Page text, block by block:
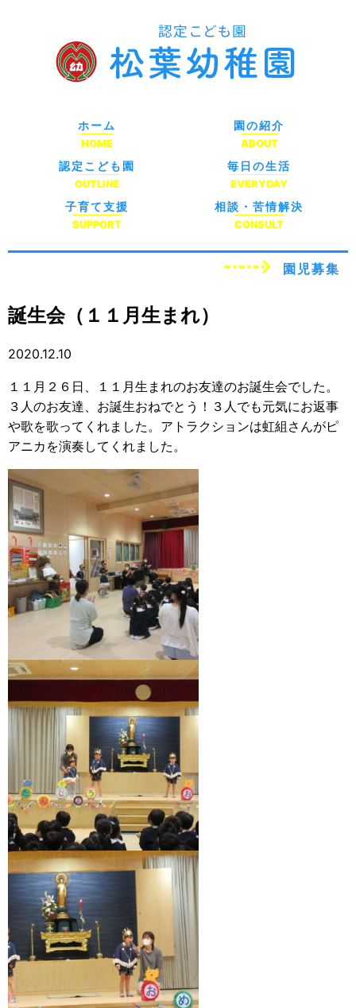
ホーム
HOME
園の紹介
ABOUT
認定こども園
OUTLINE
毎日の生活
EVERYDAY
子育て支援
SUPPORT
相談・苦情解決
CONSULT
園児募集
誕生会（１１月生まれ）
2020.12.10
１１月２６日、１１月生まれのお友達のお誕生会でした。
３人のお友達、お誕生おねでとう！３人でも元気にお返事
や歌を歌ってくれました。アトラクションは虹組さんがピ
アニカを演奏してくれました。